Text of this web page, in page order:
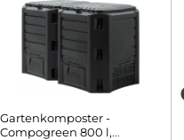
Gartenkomposter -
Compogreen 800 l,